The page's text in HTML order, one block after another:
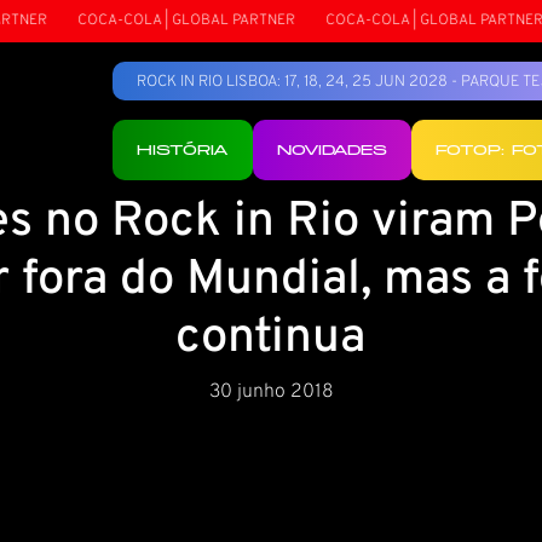
COCA-COLA | GLOBAL PARTNER COCA-COLA | GLOBAL PARTNER
ROCK IN RIO LISBOA: 17, 18, 24, 25 JUN 2028 - PARQUE
HISTÓRIA NOVIDADES FOTOP:
no Rock in Rio viram
fora do Mundial, mas a
continua
30 junho 2018